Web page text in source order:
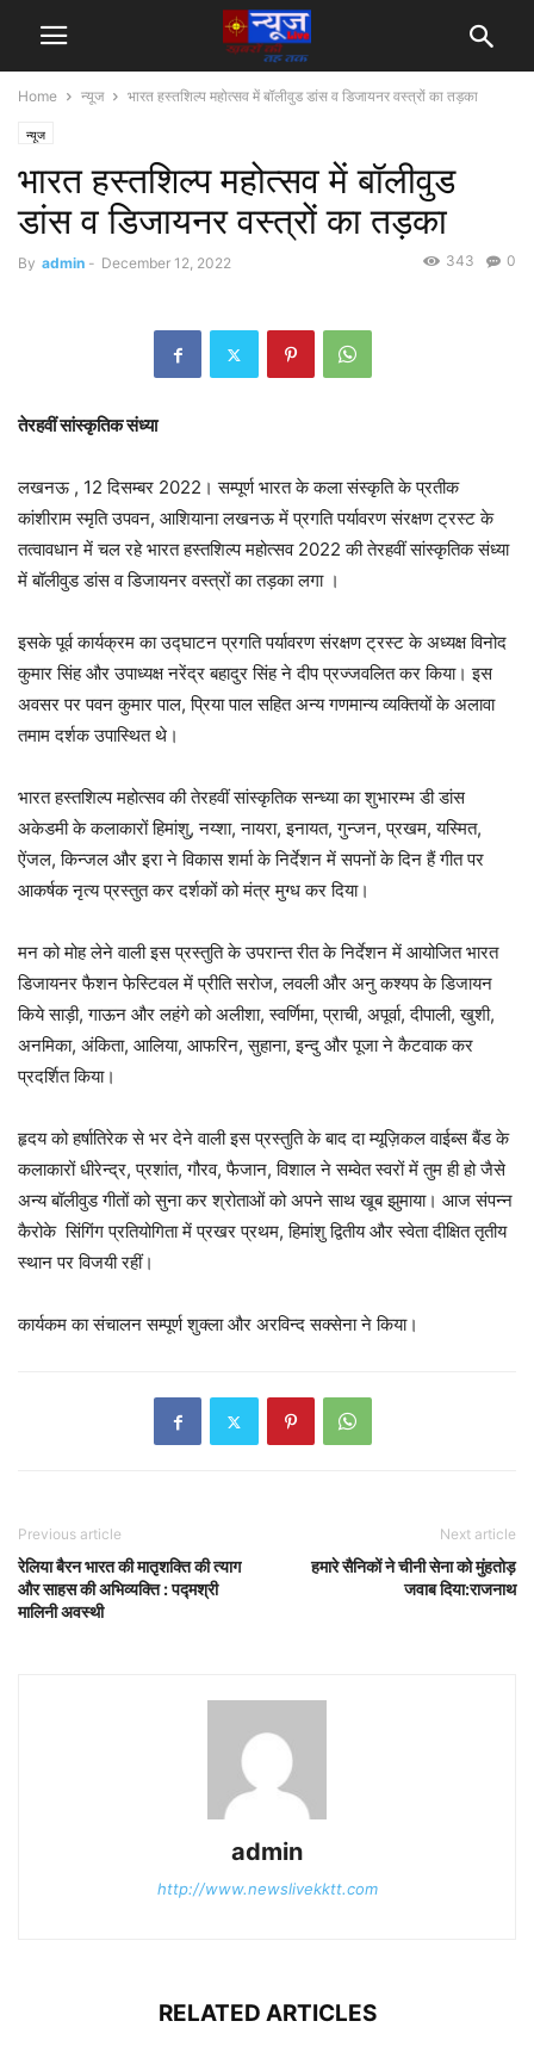
Home न्यूज भारत हस्तशिल्प महोत्सव में बॉलीवुड डांस व डिजायनर वस्त्रों का तड़का
न्यूज
भारत हस्तशिल्प महोत्सव में बॉलीवुड
डांस व डिजायनर वस्त्रों का तड़का
By admin - December 12, 2022 0
343
तेरहवीं सांस्कृतिक संध्या
लखनऊ , 12 दिसम्बर 2022। सम्पूर्ण भारत के कला संस्कृति के प्रतीक
कांशीराम स्मृति उपवन, आशियाना लखनऊ में प्रगति पर्यावरण संरक्षण ट्रस्ट के
तत्वावधान में चल रहे भारत हस्तशिल्प महोत्सव 2022 की तेरहवीं सांस्कृतिक संध्या
में बॉलीवुड डांस व डिजायनर वस्त्रों का तड़का लगा ।
इसके पूर्व कार्यक्रम का उद्घाटन प्रगति पर्यावरण संरक्षण ट्रस्ट के अध्यक्ष विनोद
कुमार सिंह और उपाध्यक्ष नरेंद्र बहादुर सिंह ने दीप प्रज्जवलित कर किया। इस
अवसर पर पवन कुमार पाल, प्रिया पाल सहित अन्य गणमान्य व्यक्तियों के अलावा
तमाम दर्शक उपास्थित थे।
भारत हस्तशिल्प महोत्सव की तेरहवीं सांस्कृतिक सन्ध्या का शुभारम्भ डी डांस
अकेडमी के कलाकारों हिमांशु, नय्शा, नायरा, इनायत, गुन्जन, प्रखम, यस्मित,
ऐंजल, किन्जल और इरा ने विकास शर्मा के निर्देशन में सपनों के दिन हैं गीत पर
आकर्षक नृत्य प्रस्तुत कर दर्शकों को मंत्र मुग्ध कर दिया।
मन को मोह लेने वाली इस प्रस्तुति के उपरान्त रीत के निर्देशन में आयोजित भारत
डिजायनर फैशन फेस्टिवल में प्रीति सरोज, लवली और अनु कश्यप के डिजायन
किये साड़ी, गाऊन और लहंगे को अलीशा, स्वर्णिमा, प्राची, अपूर्वा, दीपाली, खुशी,
अनमिका, अंकिता, आलिया, आफरिन, सुहाना, इन्दु और पूजा ने कैटवाक कर
प्रदर्शित किया।
हृदय को हर्षातिरेक से भर देने वाली इस प्रस्तुति के बाद दा म्यूज़िकल वाईब्स बैंड के
कलाकारों धीरेन्द्र, प्रशांत, गौरव, फैजान, विशाल ने सम्वेत स्वरों में तुम ही हो जैसे
अन्य बॉलीवुड गीतों को सुना कर श्रोताओं को अपने साथ खूब झुमाया। आज संपन्न
कैरोके सिंगिंग प्रतियोगिता में प्रखर प्रथम, हिमांशु द्वितीय और स्वेता दीक्षित तृतीय
स्थान पर विजयी रहीं।
कार्यकम का संचालन सम्पूर्ण शुक्ला और अरविन्द सक्सेना ने किया।
Previous article
रेलिया बैरन भारत की मातृशक्ति की त्याग
और साहस की अभिव्यक्ति : पद्मश्री
मालिनी अवस्थी
Next article
हमारे सैनिकों ने चीनी सेना को मुंहतोड़
जवाब दिया:राजनाथ
admin
http://www.newslivekktt.com
RELATED ARTICLES